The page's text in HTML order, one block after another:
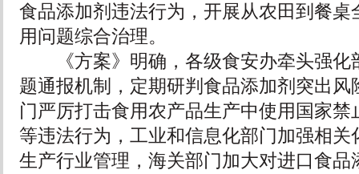
食品添加剂违法行为，开展从农田到餐桌
用问题综合治理。
《方案》明确，各级食安办牵头强化
题通报机制，定期研判食品添加剂突出风
门严厉打击食用农产品生产中使用国家禁
等违法行为，工业和信息化部门加强相关
生产行业管理，海关部门加大对进口食品